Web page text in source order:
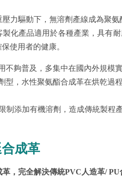
力驅動下，無溶劑產線成為聚
化產品適用於各種產業，具有
使用者的健康。
不夠普及，多集中在國內外規模
型，水性聚氨酯合成革在烘乾過
制添加有機溶劑，造成傳統製程
成革
，完全解決傳統PVC人造革/